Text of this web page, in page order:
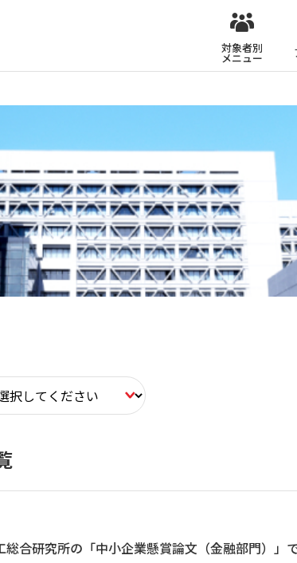
対象者別
メニュー
合研究所の「中小企業懸賞論文（金融部門）」